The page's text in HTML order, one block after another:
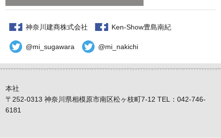
神奈川建商株式会社 Ken-Show豊島南紀
@mi_sugawara @mi_nakichi
本社
〒252-0313 神奈川県相模原市南区松ヶ枝町7-12 TEL：042-746-
6181